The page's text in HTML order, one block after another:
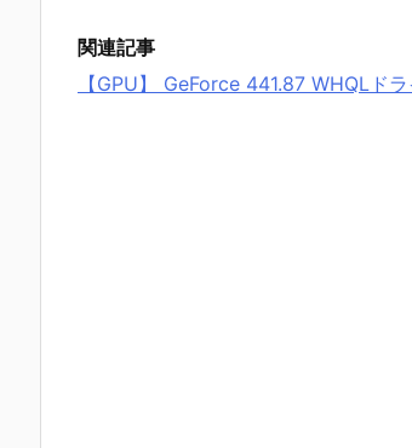
関連記事
【GPU】 GeForce 441.87 WHQLド